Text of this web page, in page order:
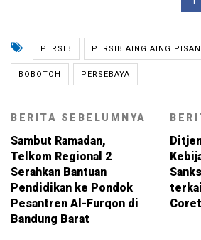
PERSIB PERSIB AING AING PISAN
BOBOTOH PERSEBAYA
BERITA SEBELUMNYA
Sambut Ramadan,
Telkom Regional 2
Serahkan Bantuan
Pendidikan ke Pondok
Pesantren Al-Furqon di
Bandung Barat